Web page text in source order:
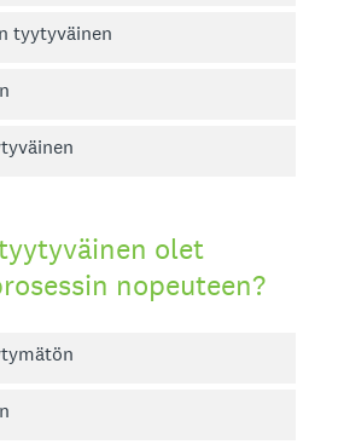
tyytyväinen
olet
nopeuteen?